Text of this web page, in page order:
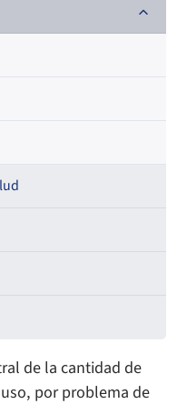
de la cantidad de
uso, por problema de